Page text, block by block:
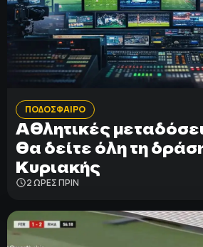
ΠΟΔΟΣΦΑΙΡΟ
Αθλητικές
θα δείτε όλη τη
Κυριακής
2 ΩΡΕΣ ΠΡΙΝ